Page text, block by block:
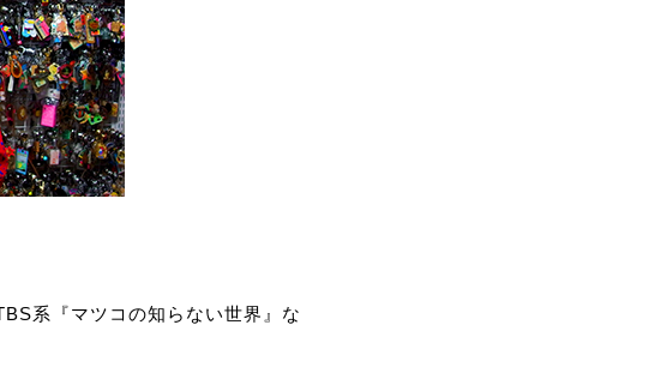
系『マツコの知らない世界』な